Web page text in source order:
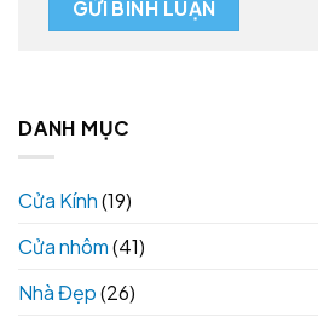
DANH MỤC
Cửa Kính(19)
Cửa nhôm(41)
Nhà Đẹp(26)